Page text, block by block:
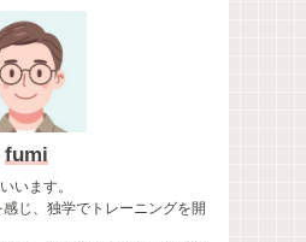
fumi
います。
じ、独学でトレーニングを開